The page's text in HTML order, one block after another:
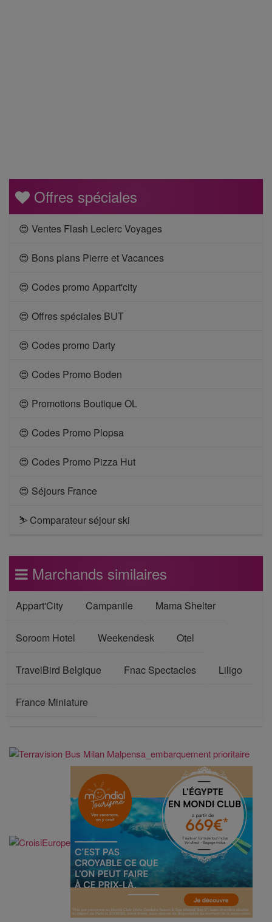
Offres spéciales
😍 Ventes Flash Leclerc Voyages
😍 Bons plans Pierre et Vacances
😍 Codes promo Appart'city
😍 Offres spéciales BUT
😍 Codes promo Darty
😍 Codes Promo Boden
😍 Promotions Boutique OL
😍 Codes Promo Plopsa
😍 Codes Promo Pizza Hut
😍 Séjours France
⛷ Comparateur séjour ski
Marchands similaires
Appart'City Campanile Mama Shelter
Soroom Hotel Weekendesk Otel
TravelBird Belgique Fnac Spectacles Liligo
France Miniature